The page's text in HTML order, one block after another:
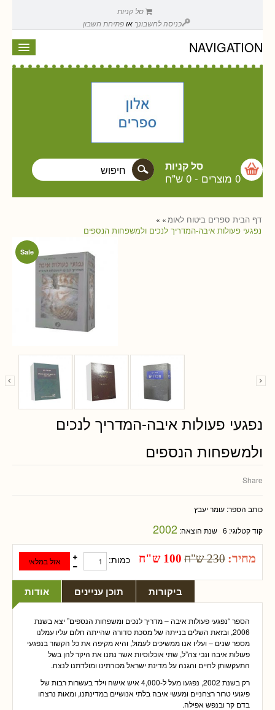
סל קניות
כניסה לחשבונך אופתיחת חשבון
NAVIGATION
סל קניות
0 מוצרים - 0 ש"ח
דף הבית » ספרים ביטוח לאומ »
נפגעי פעולות איבה-המדריך לנכים ולמשפחות הנספים
Sale
נפגעי פעולות איבה-המדריך לנכים
ולמשפחות הנספים
Share
כותב הספר: עומר יעבץ
קוד קטלוגי: 6 שנת הוצאה: 2002
מחיר: 230 ש"ח 100 ש"ח כמות:
אודות תוכן עניינים ביקורות
הספר “נפגעי פעולות איבה – מדריך לנכים ומשפחות הנספים” יצא בשנת
2006, ובזאת השלים בנייתה של מסכת סדורה שהייתה חלום עליו עמלנו
מספר שנים – ועליו אנו ממשיכים לעמול, והיא מקיפה את כל הקשור בנפגעי
פעולות איבה ונכי צה”ל, שתי אוכלוסיות אשר נתנו את היקר להן בשל
התעקשותן לחיים והגנה על מדינת ישראל מכורתינו ומולדתנו לנצח.
רק בשנת 2002, נפגעו מעל ל-4,000 איש אישה וילד בעשרות רבות של
פיגועי טרור רצחניים ומעשי איבה בלתי אנושיים במדינתנו, ומאות נרצחו
בדם קר ובנפש אפילה.